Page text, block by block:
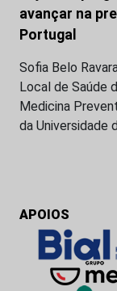
avançar na
Portugal
Sofia Belo
Local de Saúde
Medicina
da Universidade
APOIOS